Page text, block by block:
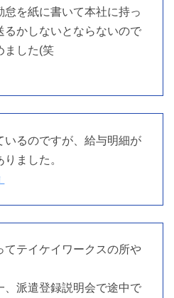
怠を紙に書いて本社に持っ
るかしないとならないので
ました(笑
いるのですが、給与明細が
ました。
てテイケイワークスの所や
、派遣登録説明会で途中で